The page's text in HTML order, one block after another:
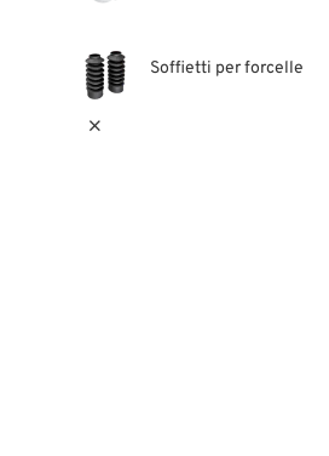
Soffietti per forcelle
